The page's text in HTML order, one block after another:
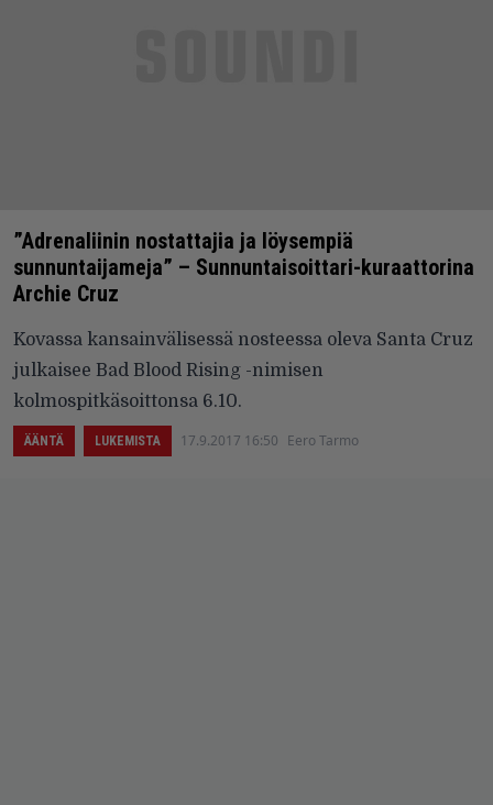
”Adrenaliinin nostattajia ja löysempiä
sunnuntaijameja” – Sunnuntaisoittari-kuraattorina
Archie Cruz
Kovassa kansainvälisessä nosteessa oleva Santa Cruz
julkaisee Bad Blood Rising -nimisen
kolmospitkäsoittonsa 6.10.
ÄÄNTÄ LUKEMISTA 17.9.2017 16:50 Eero Tarmo